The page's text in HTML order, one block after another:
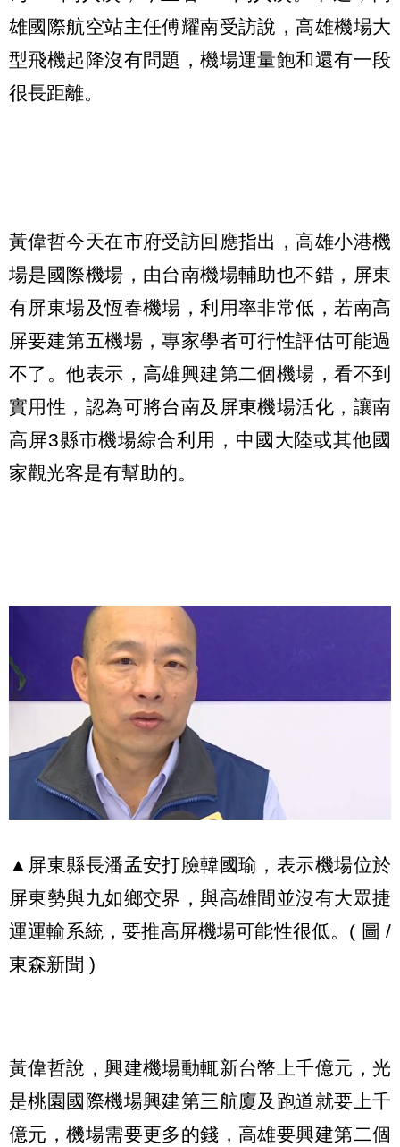
雄國際航空站主任傅耀南受訪說，高雄機場大
型飛機起降沒有問題，機場運量飽和還有一段
很長距離。
黃偉哲今天在市府受訪回應指出，高雄小港機
場是國際機場，由台南機場輔助也不錯，屏東
有屏東場及恆春機場，利用率非常低，若南高
屏要建第五機場，專家學者可行性評估可能過
不了。他表示，高雄興建第二個機場，看不到
實用性，認為可將台南及屏東機場活化，讓南
高屏3縣市機場綜合利用，中國大陸或其他國
家觀光客是有幫助的。
▲屏東縣長潘孟安打臉韓國瑜，表示機場位於
屏東勢與九如鄉交界，與高雄間並沒有大眾捷
運運輸系統，要推高屏機場可能性很低。( 圖 /
東森新聞 )
黃偉哲說，興建機場動輒新台幣上千億元，光
是桃園國際機場興建第三航廈及跑道就要上千
億元，機場需要更多的錢，高雄要興建第二個